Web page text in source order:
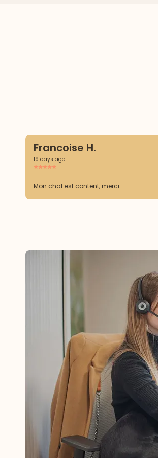
Francoise H.
19 days ago
Mon chat est content, merci